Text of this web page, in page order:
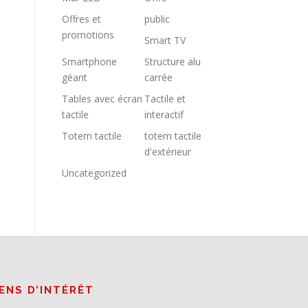
Offres et
promotions
public
Smart TV
Smartphone
géant
Structure alu
carrée
Tables avec écran
tactile
Tactile et
interactif
Totem tactile
totem tactile
d'extérieur
Uncategorized
D’INTÉRÊT